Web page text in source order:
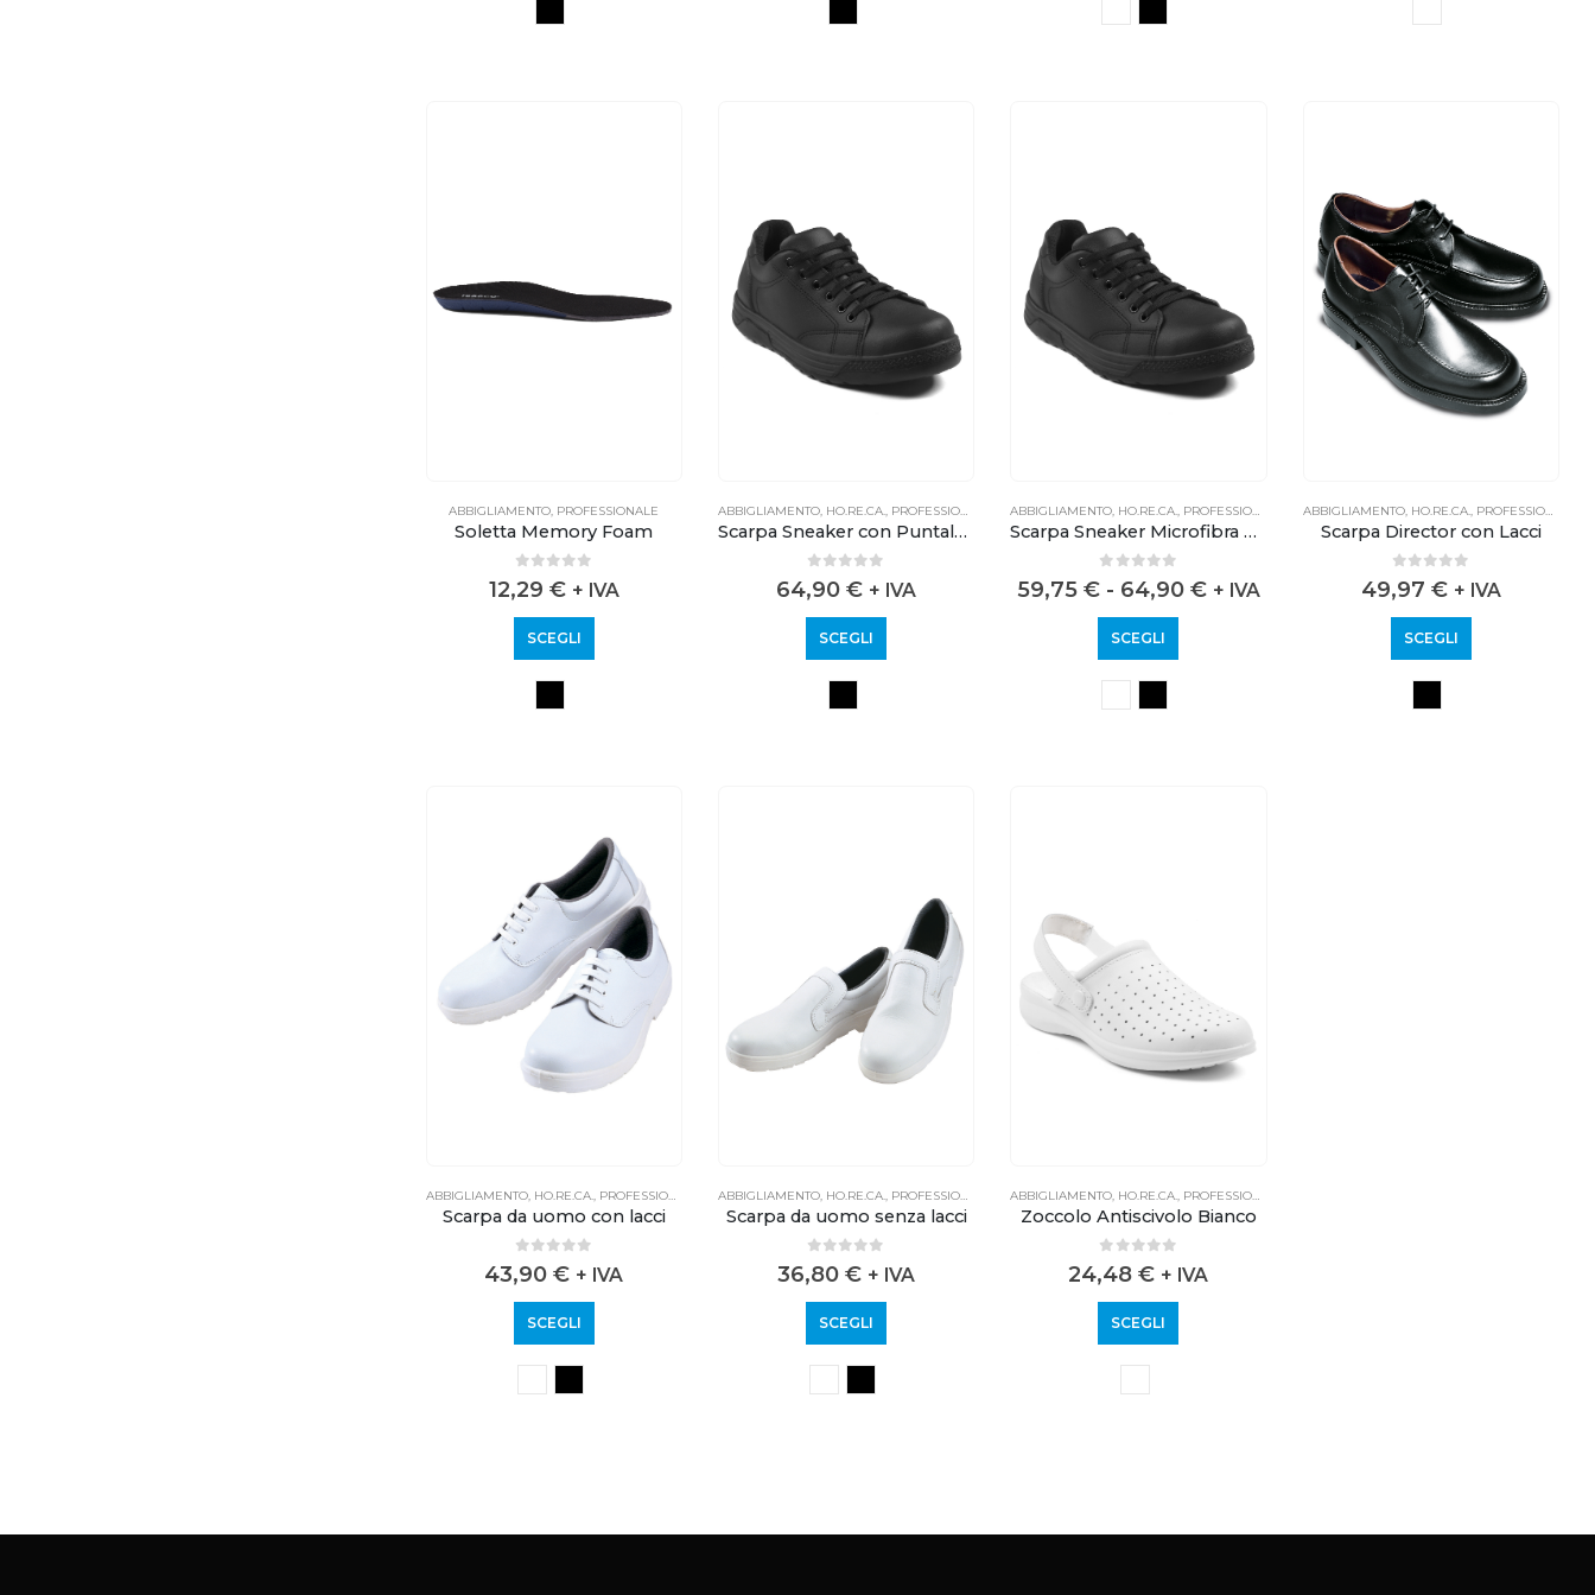
ABBIGLIAMENTO PROFESSIONALE
Soletta Memory Foam
0out of 5
12,29 € + IVA
SCEGLI
ABBIGLIAMENTO, HO.RE.CA. PROFESSIONALE
Scarpa Sneaker con Puntale Microfibra Comfort Unisex
0out of 5
64,90€ + IVA
SCEGLI
ABBIGLIAMENTO HO.RE.CA. PROFESSIONALE
Scarpa Sneaker Microfibra Comfort Unisex
out of 5
59,75 € - 64,90 € + IVA
SCEGLI
ABBIGLIAMENTO, HO.RE.CA. PROFESSIONALE
Scarpa Director con Lacci
0out of 5
49,97 € + IVA
SCEGLI
ABBIGLIAMENTO, HO.RE.CA. PROFESSIONALE
Scarpa da uomo con lacci
0out of 5
43,90€ + IVA
SCEGLI
ABBIGLIAMENTO, HO.RE.CA. PROFESSIONALE
Scarpa da uomo senza lacci
0out of 5
36,80€ + IVA
SCEGLI
ABBIGLIAMENTO HO.RE.CA. PROFESSIONALE
Zoccolo Antiscivolo Bianco
0out of 5
24,48€ + IVA
SCEGLI